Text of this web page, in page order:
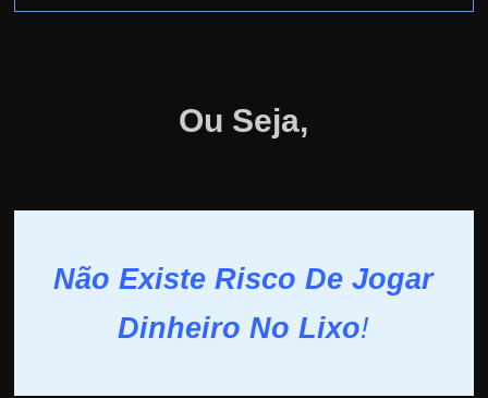
Ou Seja,
Não Existe Risco De Jogar
Dinheiro No Lixo!